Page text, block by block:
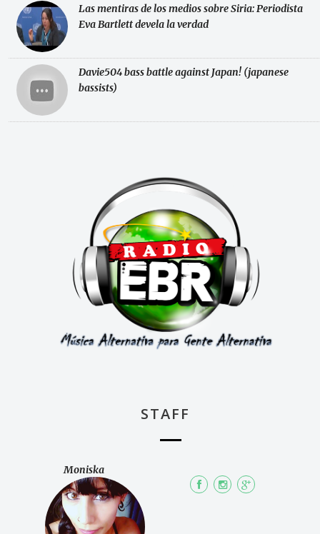
Las mentiras de los medios sobre Siria: Periodista
Eva Bartlett devela la verdad
Davie504 bass battle against Japan! (japanese
bassists)
STAFF
Moniska